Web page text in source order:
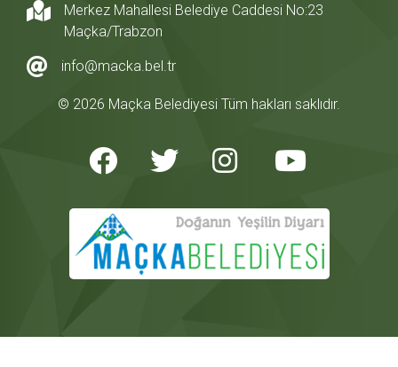
Merkez Mahallesi Belediye Caddesi No:23
Maçka/Trabzon
info@macka.bel.tr
© 2026 Maçka Belediyesi Tüm hakları saklıdır.